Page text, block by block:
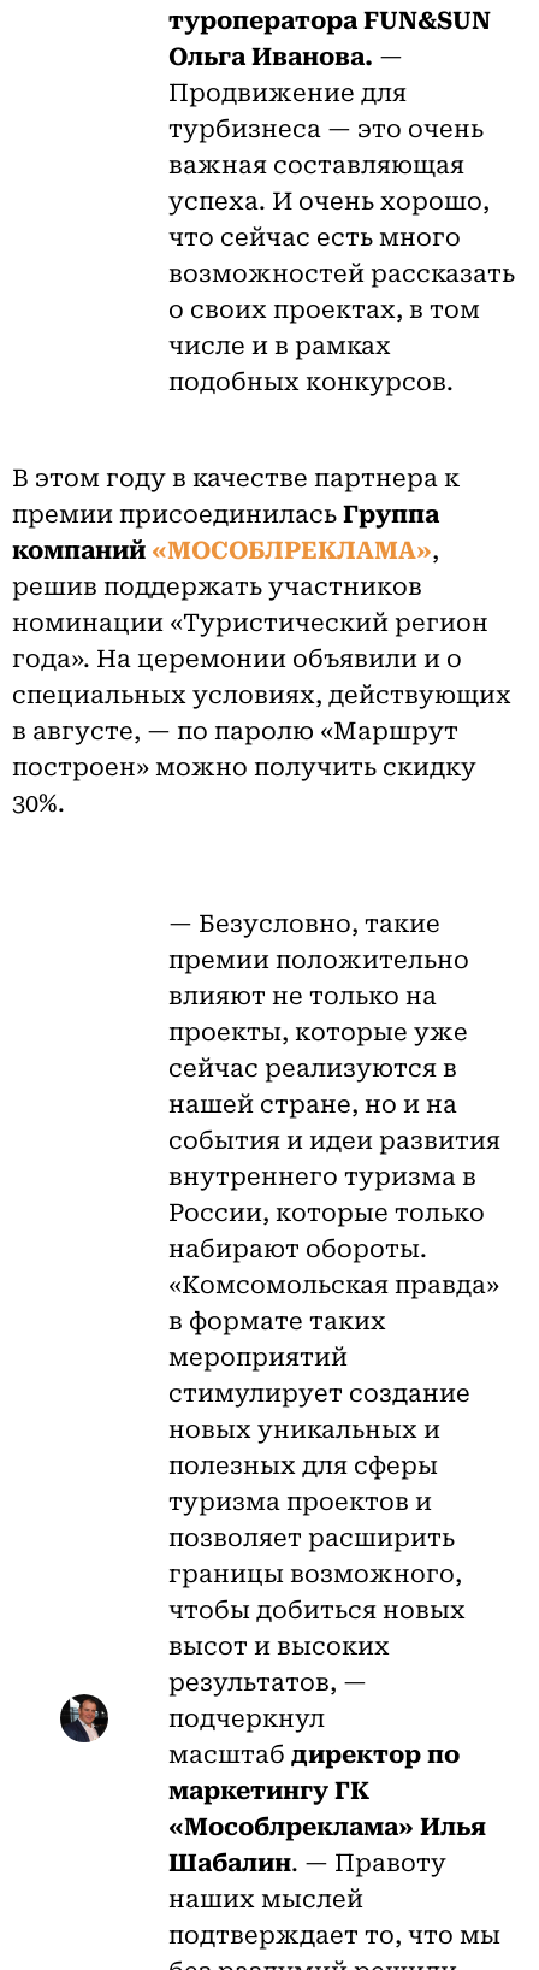
туроператора FUN&SUN
Ольга Иванова. —
Продвижение для
турбизнеса — это очень
важная составляющая
успеха. И очень хорошо,
что сейчас есть много
возможностей рассказать
о своих проектах, в том
числе и в рамках
подобных конкурсов.
В этом году в качестве партнера к
премии присоединилась Группа
компаний «МОСОБЛРЕКЛАМА»,
решив поддержать участников
номинации «Туристический регион
года». На церемонии объявили и о
специальных условиях, действующих
в августе, — по паролю «Маршрут
построен» можно получить скидку
30%.
— Безусловно, такие
премии положительно
влияют не только на
проекты, которые уже
сейчас реализуются в
нашей стране, но и на
события и идеи развития
внутреннего туризма в
России, которые только
набирают обороты.
«Комсомольская правда»
в формате таких
мероприятий
стимулирует создание
новых уникальных и
полезных для сферы
туризма проектов и
позволяет расширить
границы возможного,
чтобы добиться новых
высот и высоких
результатов, —
подчеркнул
масштаб директор по
маркетингу ГК
«Мособлреклама» Илья
Шабалин. — Правоту
наших мыслей
подтверждает то, что мы